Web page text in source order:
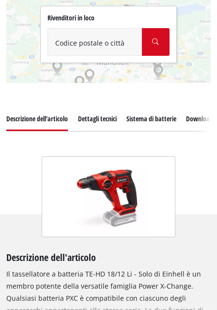
Rivenditori in loco
Codice postale o città
Descrizione dell'articolo Dettagli tecnici Sistema di batterie Download
Descrizione dell'articolo
Il tassellatore a batteria TE-HD 18/12 Li - Solo di Einhell è un
membro potente della versatile famiglia Power X-Change.
Qualsiasi batteria PXC è compatibile con ciascuno degli